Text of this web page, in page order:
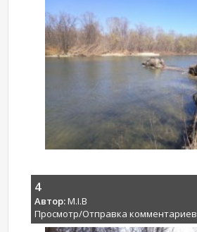
4
Автор:M.I.B
Просмотр/Отправка комментариев